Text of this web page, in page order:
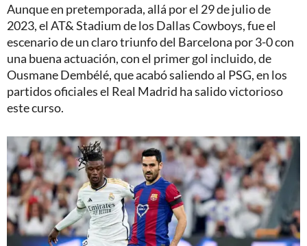
Aunque en pretemporada, allá por el 29 de julio de
2023, el AT& Stadium de los Dallas Cowboys, fue el
escenario de un claro triunfo del Barcelona por 3-0 con
una buena actuación, con el primer gol incluido, de
Ousmane Dembélé, que acabó saliendo al PSG, en los
partidos oficiales el Real Madrid ha salido victorioso
este curso.